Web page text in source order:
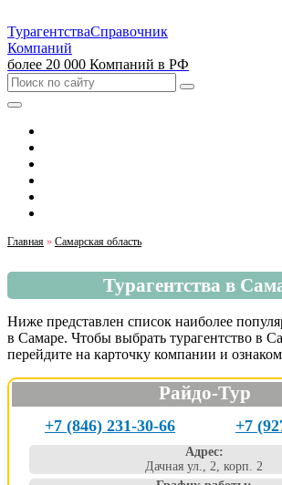
ТурагентстваСправочник
Компаний
более 20 000 Компаний в РФ
Главная » Самарская область
Турагентства в
Ниже представлен список наиболее
в Самаре. Чтобы выбрать турагентство в
перейдите на карточку компании и
Райдо-Тур
+7 (846) 231-30-66 +7
Адрес:
Дачная ул., 2, корп. 2